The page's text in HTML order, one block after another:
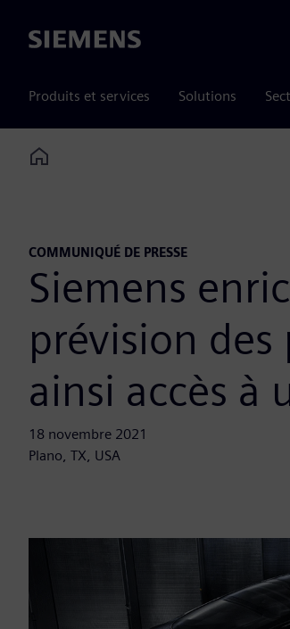
Siemens
Produits et services Solutions
Home
COMMUNIQUÉ DE PRESSE
Siemens
prévision
ainsi accès à
18 novembre 2021
Plano, TX, USA